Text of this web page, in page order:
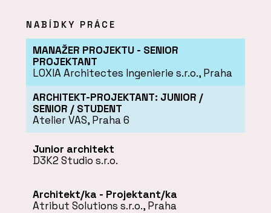
NABÍDKY PRÁCE
MANAŽER PROJEKTU - SENIOR
PROJEKTANT
LOXIA Architectes Ingenierie s.r.o., Praha
ARCHITEKT-PROJEKTANT: JUNIOR /
SENIOR / STUDENT
Atelier VAS, Praha 6
Junior architekt
D3K2 Studio s.r.o.
Architekt/ka - Projektant/ka
Atribut Solutions s.r.o., Praha